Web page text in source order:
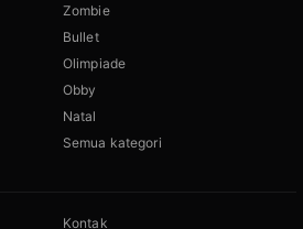
Zombie
Bullet
Olimpiade
Obby
Natal
Semua kategori
Kontak